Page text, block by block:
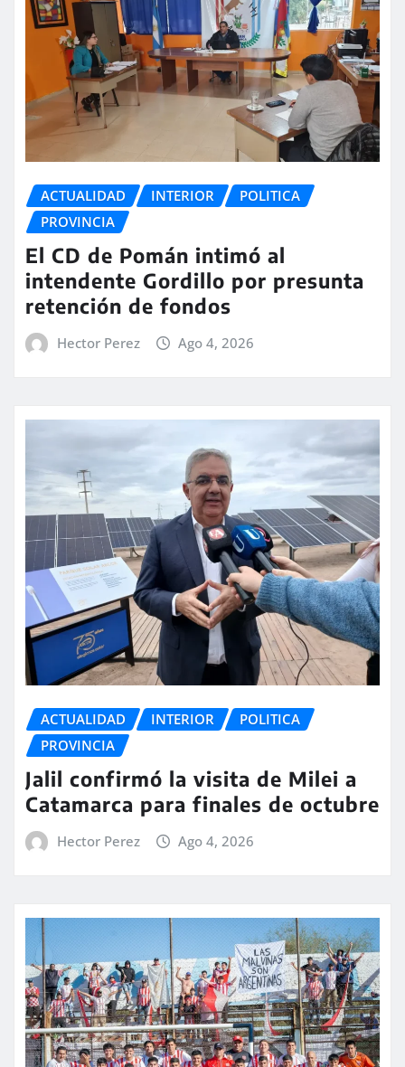
ACTUALIDAD INTERIOR
POLITICA
PROVINCIA
El CD de Pomán intimó al
intendente Gordillo por presunta
retención de fondos
Hector Perez Ago 4, 2026
ACTUALIDAD INTERIOR
POLITICA
PROVINCIA
Jalil confirmó la visita de Milei a
Catamarca para finales de octubre
Hector Perez Ago 4, 2026